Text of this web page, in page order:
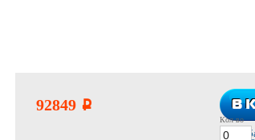
92849 i В
В
Кол-во